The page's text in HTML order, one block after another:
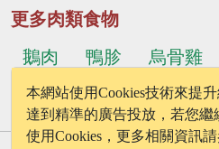
更多肉類食物
鵝肉
鴨胗 烏骨雞
鴨賞
本網站使用Cookies技術來提
達到精準的廣告投放，若您
使用Cookies，更多相關資訊